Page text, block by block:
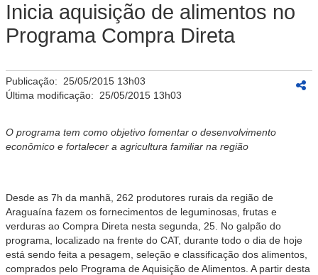
Inicia aquisição de alimentos no
Programa Compra Direta
Publicação: 25/05/2015 13h03
Última modificação: 25/05/2015 13h03
O programa tem como objetivo fomentar o desenvolvimento
econômico e fortalecer a agricultura familiar na região
Desde as 7h da manhã, 262 produtores rurais da região de
Araguaína fazem os fornecimentos de leguminosas, frutas e
verduras ao Compra Direta nesta segunda, 25. No galpão do
programa, localizado na frente do CAT, durante todo o dia de hoje
está sendo feita a pesagem, seleção e classificação dos alimentos,
comprados pelo Programa de Aquisição de Alimentos. A partir desta